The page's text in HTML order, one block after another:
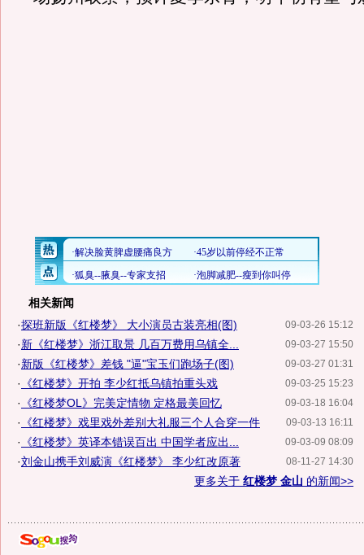
相关新闻
09-03-26 15:12
·探班新版《红楼梦》 大小演员古装亮相(图)
09-03-27 15:50
·新《红楼梦》浙江取景 几百万费用乌镇全...
09-03-27 01:31
·新版《红楼梦》差钱 "逼"宝玉们跑场子(图)
09-03-25 15:23
· 《红楼梦》开拍 李少红抵乌镇拍重头戏
09-03-18 16:04
· 《红楼梦OL》完美定情物 定格最美回忆
09-03-13 16:11
· 《红楼梦》戏里戏外差别大礼服三个人合穿一件
09-03-09 08:09
· 《红楼梦》英译本错误百出 中国学者应出...
08-11-27 14:30
·刘金山携手刘威演《红楼梦》 李少红改原著
更多关于 红楼梦 金山 的新闻>>